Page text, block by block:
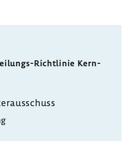
​Richtlinie Kern­